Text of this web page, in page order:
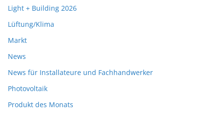
Light + Building 2026
Lüftung/Klima
Markt
News
News für Installateure und Fachhandwerker
Photovoltaik
Produkt des Monats